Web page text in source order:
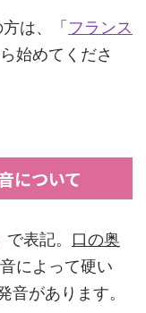
は、「フランス
始めてくださ
について
で表記。 口の奥
によって硬い
音があります。